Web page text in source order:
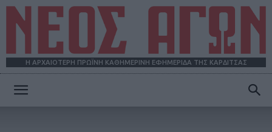
Η ΑΡΧΑΙΟΤΕΡΗ ΠΡΩΪΝΗ ΚΑΘΗΜΕΡΙΝΗ ΕΦΗΜΕΡΙΔΑ ΤΗΣ ΚΑΡΔΙΤΣΑΣ